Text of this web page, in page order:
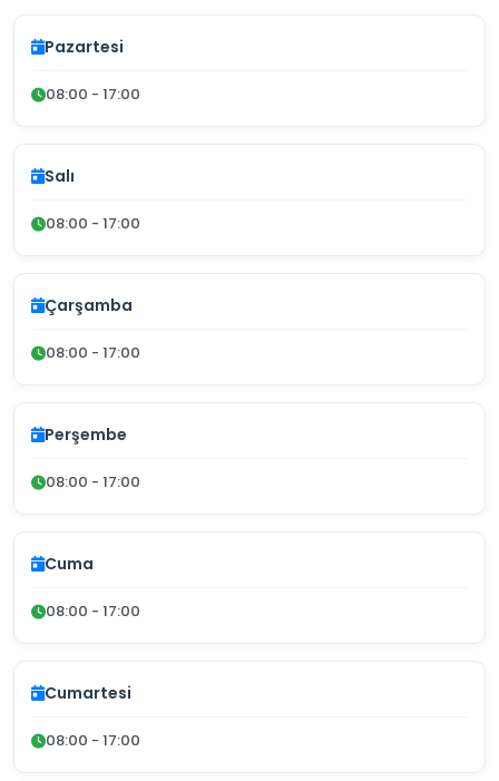
Pazartesi
08:00 - 17:00
Salı
08:00 - 17:00
Çarşamba
08:00 - 17:00
Perşembe
08:00 - 17:00
Cuma
08:00 - 17:00
Cumartesi
08:00 - 17:00